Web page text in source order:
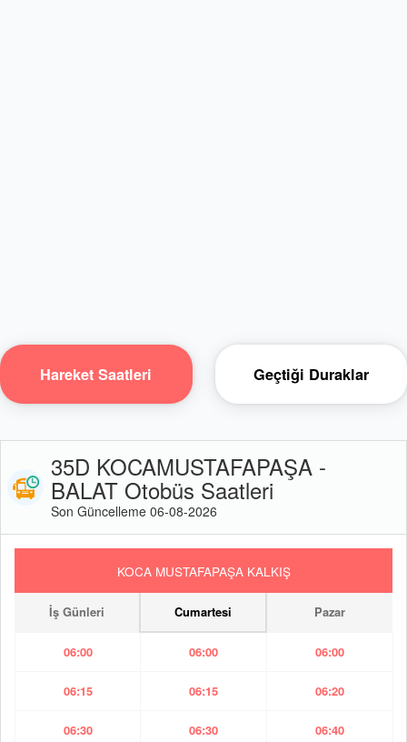
Hareket Saatleri Geçtiği Duraklar
35D KOCAMUSTAFAPAŞA -
BALAT Otobüs Saatleri
Son Güncelleme 06-08-2026
KOCA MUSTAFAPAŞA KALKIŞ
İş Günleri Cumartesi Pazar
06:00 06:00 06:00
06:15 06:15 06:20
06:30 06:30 06:40